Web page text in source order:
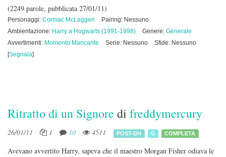
(2249 parole, pubblicata 27/01/11)
Personaggi: Cormac McLaggen
Pairing: Nessuno
Ambientazione: Harry a Hogwarts (1991-1998) Genere: Generale
Avvertimenti: Momento Mancante Serie: Nessuno
Sfide: Nessuno
[Segnala]
Ritratto di un Signore di freddymercury
26/01/11 1 10 4511 POST-DH G COMPLETA
Avevano avvertito Harry, sapeva che il maestro Morgan Fisher odiava le